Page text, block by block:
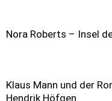
Nora Roberts – Insel
Klaus Mann und der
Hendrik Höfgen